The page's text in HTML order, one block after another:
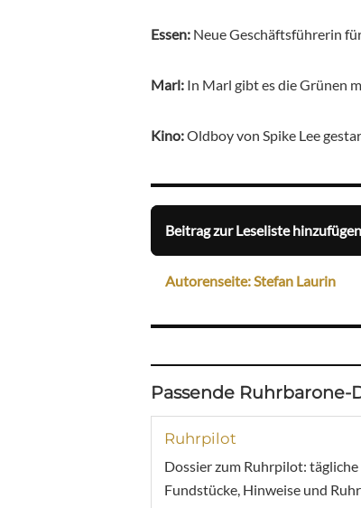
Essen: Neue Geschäftsführerin
Marl: In Marl gibt es die Grünen
Kino:Oldboy von Spike Lee
Beitrag zur Leseliste hinzufügen
Autorenseite: Stefan Laurin
Passende Ruhrbarone-
Ruhrpilot
Dossier zum Ruhrpilot: tägliche
Fundstücke, Hinweise und